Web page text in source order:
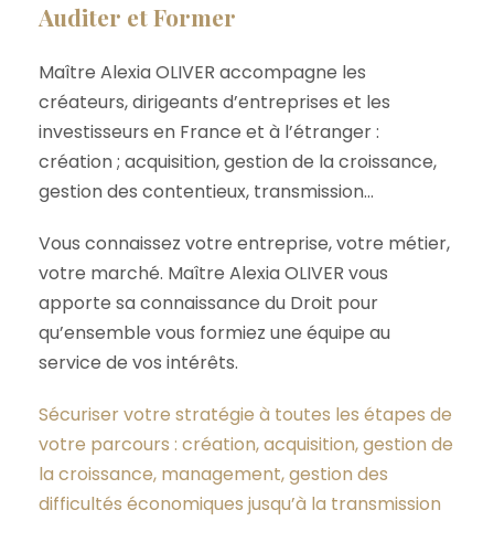
Auditer et Former
Maître Alexia OLIVER accompagne les
créateurs, dirigeants d’entreprises et les
investisseurs en France et à l’étranger :
création ; acquisition, gestion de la croissance,
gestion des contentieux, transmission…
Vous connaissez votre entreprise, votre métier,
votre marché. Maître Alexia OLIVER vous
apporte sa connaissance du Droit pour
qu’ensemble vous formiez une équipe au
service de vos intérêts.
Sécuriser votre stratégie à toutes les étapes de
votre parcours : création, acquisition, gestion de
la croissance, management, gestion des
difficultés économiques jusqu’à la transmission